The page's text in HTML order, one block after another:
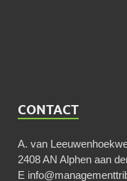
CONTACT
A. van
2408 AN Alphen aan
E